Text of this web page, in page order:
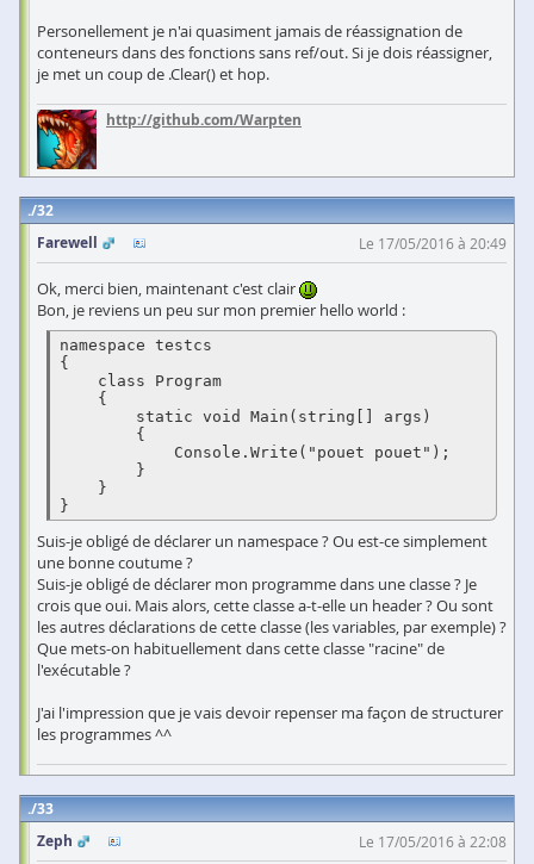
Personellement je n'ai quasiment jamais de réassignation de
conteneurs dans des fonctions sans ref/out. Si je dois réassigner,
je met un coup de .Clear() et hop.
http://github.com/Warpten
32
Farewell
Le 17/05/2016 à 20:49
Ok, merci bien, maintenant c'est clair
Bon, je reviens un peu sur mon premier hello world :
namespace testcs
{
}
Suis-je obligé de déclarer un namespace ? Ou est-ce simplement
une bonne coutume ?
Suis-je obligé de déclarer mon programme dans une classe ? Je
crois que oui. Mais alors, cette classe a-t-elle un header ? Ou sont
les autres déclarations de cette classe (les variables, par exemple) ?
Que mets-on habituellement dans cette classe "racine" de
l'exécutable ?
J'ai l'impression que je vais devoir repenser ma façon de structurer
les programmes ^^
33
Zeph
Le 17/05/2016 à 22:08